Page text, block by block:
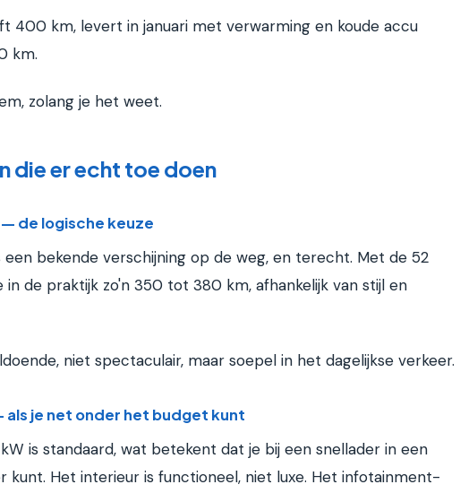
400 km, levert in januari met verwarming en koude accu
km.
zolang je het weet.
die er echt toe doen
de logische keuze
een bekende verschijning op de weg, en terecht. Met de 52
in de praktijk zo'n 350 tot 380 km, afhankelijk van stijl en
niet spectaculair, maar soepel in het dagelijkse verkeer.
als je net onder het budget kunt
is standaard, wat betekent dat je bij een snellader in een
kunt. Het interieur is functioneel, niet luxe. Het infotainment-